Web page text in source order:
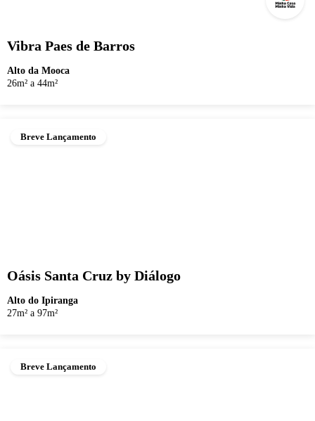
Vibra Paes de Barros
Alto da Mooca
26m² a 44m²
Breve Lançamento
Oásis Santa Cruz by Diálogo
Alto do Ipiranga
27m² a 97m²
Breve Lançamento